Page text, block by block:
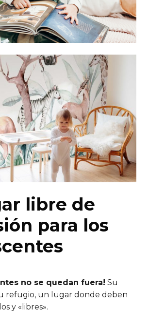
libre de
para los
no se quedan fuera! Su
refugio, un lugar donde deben
y «libres».